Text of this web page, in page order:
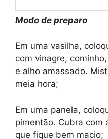
Modo de preparo
Em uma vasilha,
com vinagre,
e alho amassado.
meia hora;
Em uma panela,
pimentão. Cubra com
que fique bem macio;